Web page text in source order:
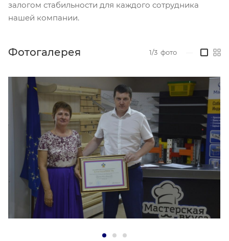
залогом стабильности для каждого сотрудника
нашей компании.
Фотогалерея 1/3 фото